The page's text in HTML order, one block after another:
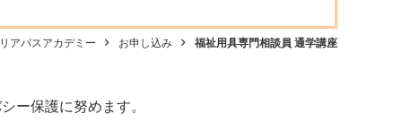
アパスアカデミー お申し込み 福祉用具専門相談員 通学講座
ー保護に努めます。